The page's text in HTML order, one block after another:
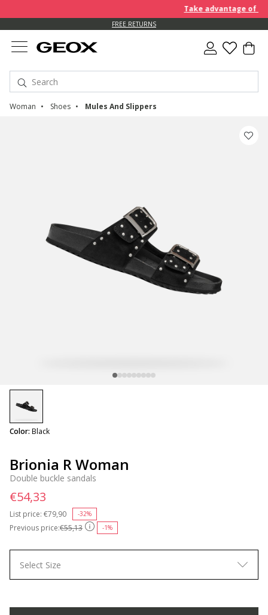
Take advantage of an
FREE RETURNS
Woman Shoes Mules And Slippers
Brionia R Woman
Double buckle sandals
Previous price:€55,13 -1%
List price: Price reduced from
€79,90 -32%
€54,33
Color: Black
selected
Select Size